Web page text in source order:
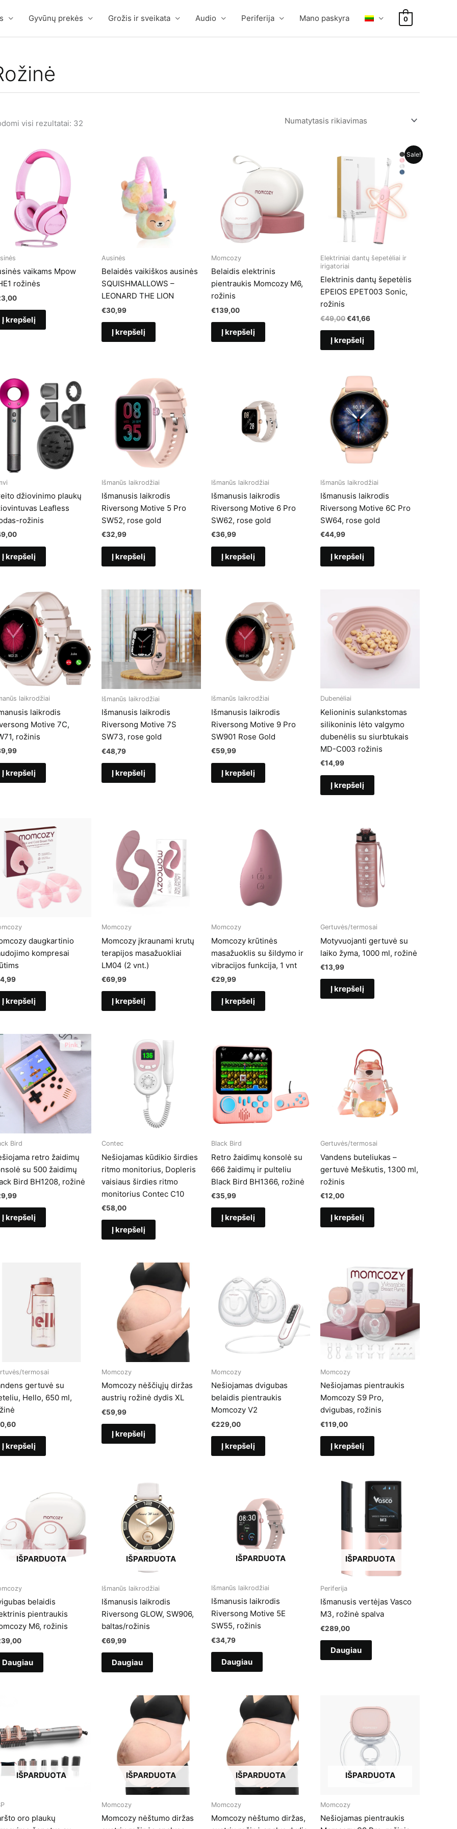
Gyvūnų prekės Grožis ir sveikata Audio Periferija Mano paskyra 0
visi rezultatai: 32
vaikams Mpow
rožinės
Į krepšelį
Ausinės
Belaidės vaikiškos ausinės
SQUISHMALLOWS –
LEONARD THE LION
€30,99
Į krepšelį
Momcozy
Belaidis elektrinis
pientraukis Momcozy M6,
rožinis
€139,00
Į krepšelį
Sale!
Elektriniai dantų šepetėliai ir
irigatoriai
Elektrinis dantų šepetėlis
EPEIOS EPET003 Sonic,
rožinis
€49,00Original
was:
€49,00.
€41,66Current
Į krepšelį
džiovinimo plaukų
Leafless
rožinis
Į krepšelį
Išmanūs laikrodžiai
Išmanusis laikrodis
Riversong Motive 5 Pro
SW52, rose gold
€32,99
Į krepšelį
Išmanūs laikrodžiai
Išmanusis laikrodis
Riversong Motive 6 Pro
SW62, rose gold
€36,99
Į krepšelį
Išmanūs laikrodžiai
Išmanusis laikrodis
Riversong Motive 6C Pro
SW64, rose gold
€44,99
Į krepšelį
laikrodžiai
laikrodis
Motive 7C,
rožinis
Į krepšelį
Išmanūs laikrodžiai
Išmanusis laikrodis
Riversong Motive 7S
SW73, rose gold
€48,79
Į krepšelį
Išmanūs laikrodžiai
Išmanusis laikrodis
Riversong Motive 9 Pro
SW901 Rose Gold
€59,99
Į krepšelį
Dubenėliai
Kelioninis sulankstomas
silikoninis lėto valgymo
dubenėlis su siurbtukais
MD-C003 rožinis
€14,99
Į krepšelį
daugkartinio
kompresai
Į krepšelį
Momcozy
Momcozy įkraunami krutų
terapijos masažuokliai
LM04 (2 vnt.)
€69,99
Į krepšelį
Momcozy
Momcozy krūtinės
masažuoklis su šildymo ir
vibracijos funkcija, 1 vnt
€29,99
Į krepšelį
Gertuvės/termosai
Motyvuojanti gertuvė su
laiko žyma, 1000 ml, rožinė
€13,99
Į krepšelį
Bird
retro žaidimų
su 500 žaidimų
Bird BH1208, rožinė
Į krepšelį
Contec
Nešiojamas kūdikio širdies
ritmo monitorius, Dopleris
vaisiaus širdies ritmo
monitorius Contec C10
€58,00
Į krepšelį
Black Bird
Retro žaidimų konsolė su
666 žaidimų ir pulteliu
Black Bird BH1366, rožinė
€35,99
Į krepšelį
Gertuvės/termosai
Vandens buteliukas –
gertuvė Meškutis, 1300 ml,
rožinis
€12,00
Į krepšelį
termosai
gertuvė su
Hello, 650 ml,
Į krepšelį
Momcozy
Momcozy nėščiųjų diržas
austrių rožinė dydis XL
€59,99
Į krepšelį
Momcozy
Nešiojamas dvigubas
belaidis pientraukis
Momcozy V2
€229,00
Į krepšelį
Momcozy
Nešiojamas pientraukis
Momcozy S9 Pro,
dvigubas, rožinis
€119,00
Į krepšelį
IŠPARDUOTA
belaidis
pientraukis
M6, rožinis
Daugiau
IŠPARDUOTA
Išmanūs laikrodžiai
Išmanusis laikrodis
Riversong GLOW, SW906,
baltas/rožinis
€69,99
Daugiau
IŠPARDUOTA
Išmanūs laikrodžiai
Išmanusis laikrodis
Riversong Motive 5E
SW55, rožinis
€34,79
Daugiau
IŠPARDUOTA
Periferija
Išmanusis vertėjas Vasco
M3, rožinė spalva
€289,00
Daugiau
IŠPARDUOTA
oro plaukų
IŠPARDUOTA
Momcozy
Momcozy nėštumo diržas
IŠPARDUOTA
Momcozy
Momcozy nėštumo diržas,
IŠPARDUOTA
Momcozy
Nešiojamas pientraukis